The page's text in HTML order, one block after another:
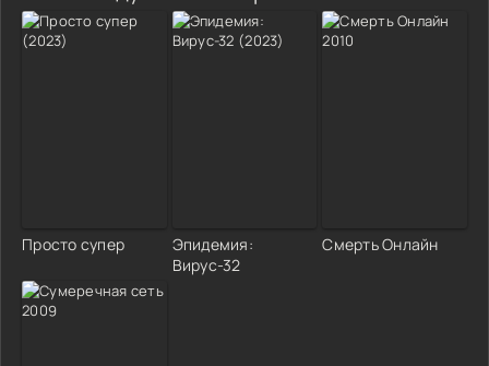
Просто супер
Эпидемия:
Вирус-32
Cмеpть Oнлайн